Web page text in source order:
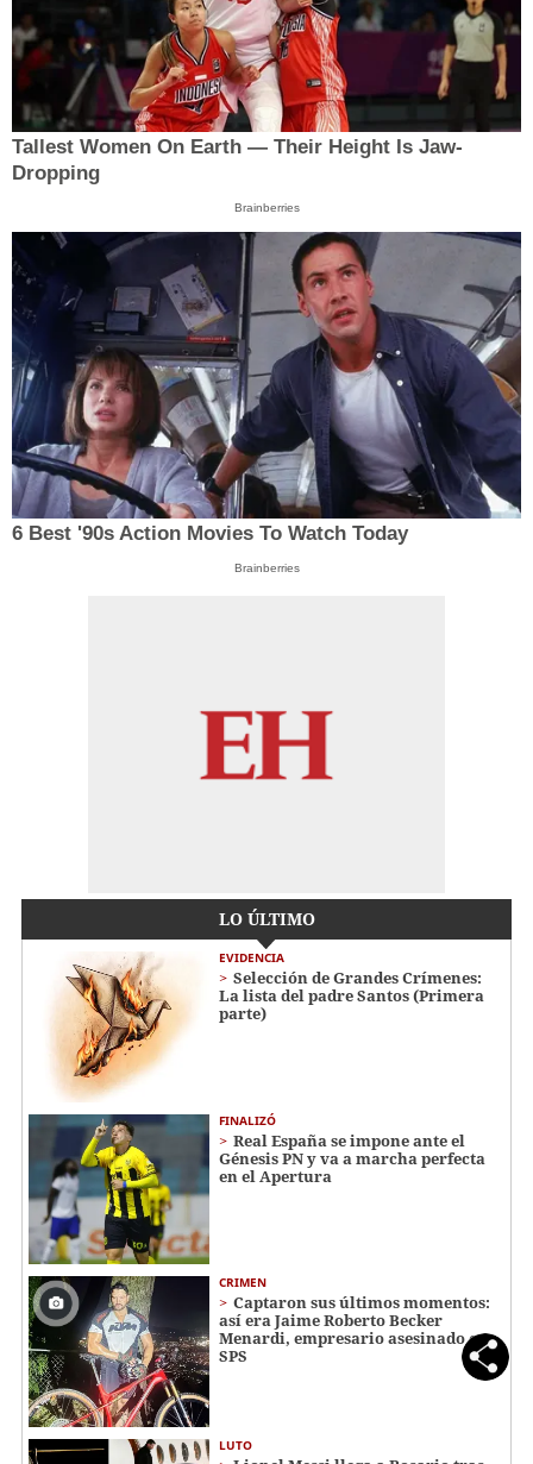
Tallest Women On Earth — Their Height Is Jaw-
Dropping
Brainberries
6 Best '90s Action Movies To Watch Today
Brainberries
LO ÚLTIMO
EVIDENCIA
Selección de Grandes Crímenes:
La lista del padre Santos (Primera
parte)
FINALIZÓ
Real España se impone ante el
Génesis PN y va a marcha perfecta
en el Apertura
CRIMEN
Captaron sus últimos momentos:
así era Jaime Roberto Becker
Menardi​​​, empresario asesinado en
SPS
LUTO